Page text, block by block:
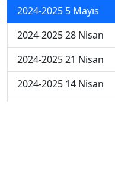
2024-2025 5 Mayıs
2024-2025 28 Nisan
2024-2025 21 Nisan
2024-2025 14 Nisan